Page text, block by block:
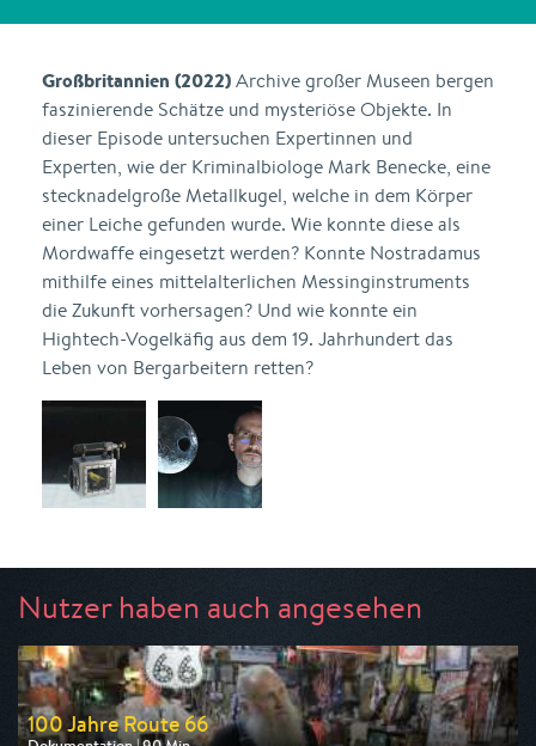
Großbritannien (2022)Archive großer Museen bergen
faszinierende Schätze und mysteriöse Objekte. In
dieser Episode untersuchen Expertinnen und
Experten, wie der Kriminalbiologe Mark Benecke, eine
stecknadelgroße Metallkugel, welche in dem Körper
einer Leiche gefunden wurde. Wie konnte diese als
Mordwaffe eingesetzt werden? Konnte Nostradamus
mithilfe eines mittelalterlichen Messinginstruments
die Zukunft vorhersagen? Und wie konnte ein
Hightech-Vogelkäfig aus dem 19. Jahrhundert das
Leben von Bergarbeitern retten?
Nutzer haben auch angesehen
100 Jahre Route 66